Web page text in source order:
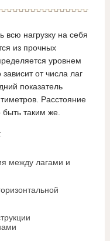
всю нагрузку на себя
из прочных
уровнем
зависит от числа лаг
показатель
Расстояние
таким же.
между лагами и